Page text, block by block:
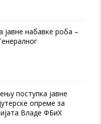
набавке роба –
поступка јавне
опреме за
Владе ФБиХ